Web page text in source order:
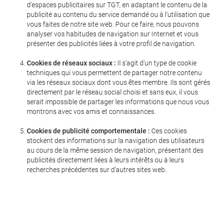
d'espaces publicitaires sur TGT, en adaptant le contenu de la
publicité au contenu du service demandé ou à l'utilisation que
vous faites de notre site web. Pour ce faire, nous pouvons
analyser vos habitudes de navigation sur Internet et vous
présenter des publicités liées à votre profil de navigation.
Cookies de réseaux sociaux : Il s'agit d'un type de cookie
techniques qui vous permettent de partager notre contenu
via les réseaux sociaux dont vous êtes membre. Ils sont gérés
directement par le réseau social choisi et sans eux, il vous
serait impossible de partager les informations que nous vous
montrons avec vos amis et connaissances.
Cookies de publicité comportementale : Ces cookies
stockent des informations sur la navigation des utilisateurs
au cours de la même session de navigation, présentant des
publicités directement liées à leurs intérêts ou à leurs
recherches précédentes sur d'autres sites web.